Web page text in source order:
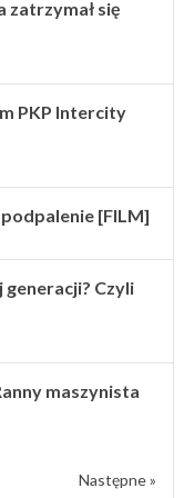
zatrzymał się
PKP Intercity
[FILM]
generacji? Czyli
maszynista
Następne »